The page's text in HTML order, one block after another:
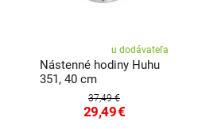
u dodávateľa
Nástenné hodiny Huhu
351, 40 cm
37,49 €
29,49€